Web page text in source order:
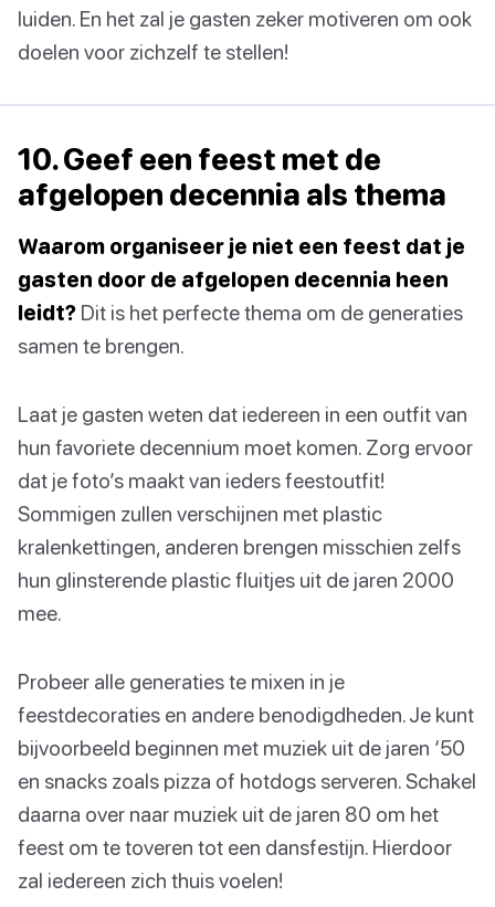
luiden. En het zal je gasten zeker motiveren om ook
doelen voor zichzelf te stellen!
10. Geef een feest met de
afgelopen decennia als thema
Waarom organiseer je niet een feest dat je
gasten door de afgelopen decennia heen
leidt? Dit is het perfecte thema om de generaties
samen te brengen.
Laat je gasten weten dat iedereen in een outfit van
hun favoriete decennium moet komen. Zorg ervoor
dat je foto’s maakt van ieders feestoutfit!
Sommigen zullen verschijnen met plastic
kralenkettingen, anderen brengen misschien zelfs
hun glinsterende plastic fluitjes uit de jaren 2000
mee.
Probeer alle generaties te mixen in je
feestdecoraties en andere benodigdheden. Je kunt
bijvoorbeeld beginnen met muziek uit de jaren ‘50
en snacks zoals pizza of hotdogs serveren. Schakel
daarna over naar muziek uit de jaren 80 om het
feest om te toveren tot een dansfestijn. Hierdoor
zal iedereen zich thuis voelen!